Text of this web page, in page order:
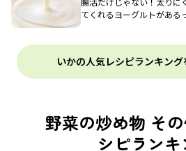
てくれるヨーグルトがある
いかの人気レシピランキン
野菜の炒め物 そ
シピラン